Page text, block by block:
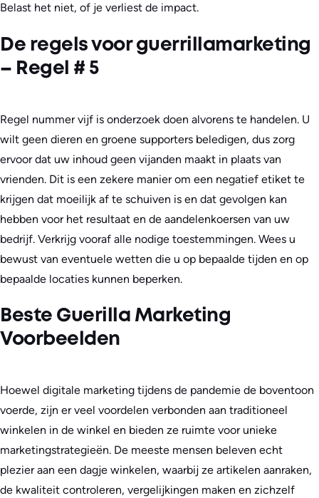
Belast het niet, of je verliest de impact.
De regels voor guerrillamarketing
– Regel # 5
Regel nummer vijf is onderzoek doen alvorens te handelen. U
wilt geen dieren en groene supporters beledigen, dus zorg
ervoor dat uw inhoud geen vijanden maakt in plaats van
vrienden. Dit is een zekere manier om een negatief etiket te
krijgen dat moeilijk af te schuiven is en dat gevolgen kan
hebben voor het resultaat en de aandelenkoersen van uw
bedrijf. Verkrijg vooraf alle nodige toestemmingen. Wees u
bewust van eventuele wetten die u op bepaalde tijden en op
bepaalde locaties kunnen beperken.
Beste Guerilla Marketing
Voorbeelden
Hoewel digitale marketing tijdens de pandemie de boventoon
voerde, zijn er veel voordelen verbonden aan traditioneel
winkelen in de winkel en bieden ze ruimte voor unieke
marketingstrategieën. De meeste mensen beleven echt
plezier aan een dagje winkelen, waarbij ze artikelen aanraken,
de kwaliteit controleren, vergelijkingen maken en zichzelf